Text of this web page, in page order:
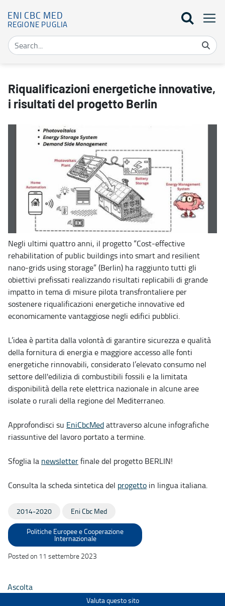
ENI CBC MED
REGIONE PUGLIA
Riqualificazioni energetiche innovative,
i risultati del progetto Berlin
Negli ultimi quattro anni, il progetto “Cost-effective
rehabilitation of public buildings into smart and resilient
nano-grids using storage” (Berlin) ha raggiunto tutti gli
obiettivi prefissati realizzando risultati replicabili di grande
impatto in tema di misure pilota transfrontaliere per
sostenere riqualificazioni energetiche innovative ed
economicamente vantaggiose negli edifici pubblici.
L’idea è partita dalla volontà di garantire sicurezza e qualità
della fornitura di energia e maggiore accesso alle fonti
energetiche rinnovabili, considerato l’elevato consumo nel
settore dell'edilizia di combustibili fossili e la limitata
disponibilità della rete elettrica nazionale in alcune aree
isolate o rurali della regione del Mediterraneo.
Approfondisci su EniCbcMedattraverso alcune infografiche
riassuntive del lavoro portato a termine.
Sfoglia la newsletterfinale del progetto BERLIN!
Consulta la scheda sintetica del progetto in lingua italiana.
2014-2020 Eni Cbc Med
Politiche Europee e Cooperazione
Internazionale
Posted on 11 settembre 2023
Ascolta
Valuta questo sito